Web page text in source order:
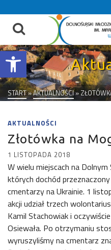
Otwórz pasek narzędzi
treści
START»AKTUALNOŚCI»
AKTUALNOŚCI
Złotówka na
1 LISTOPADA 2018
W wielu miejscach na
których dochód
cmentarzy na Ukrainie. 1
akcji udział trzech
Kamil Stachowiak i
Osiewała. Po otrzymaniu
wyruszyliśmy na cmentarz